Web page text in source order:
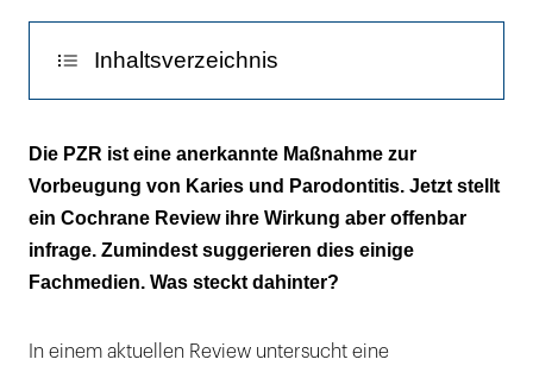
Inhaltsverzeichnis
Die Durchführung von
Mundhygieneinstruktionen war in der Test-
und der Kontrollgruppe uneinheitlich
Laut Experten ist eine regelmäßige PZR
essenziell, um die Voraussetzung für eine
schaffen
Die PZR ist eine anerkannte Maßnahme zur
Vorbeugung von Karies und Parodontitis. Jetzt stellt
ein Cochrane Review ihre Wirkung aber offenbar
infrage. Zumindest suggerieren dies einige
Fachmedien. Was steckt dahinter?
In einem aktuellen Review untersucht eine